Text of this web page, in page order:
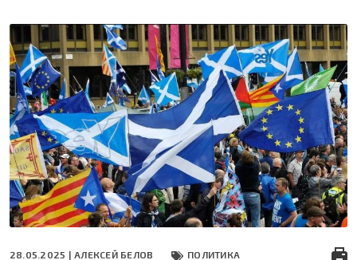
основному
содержанию
28.05.2025 |АЛЕКСЕЙ БЕЛОВ ПОЛИТИКА